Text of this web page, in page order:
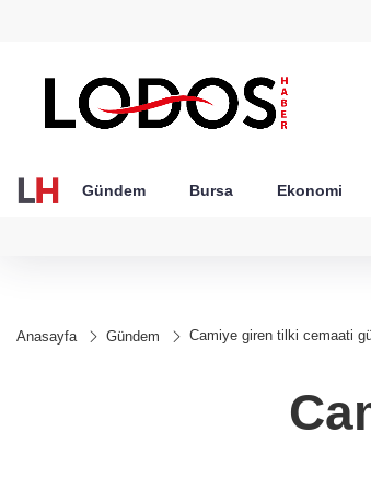
Gündem Bursa Ekonomi
Anasayfa Gündem Camiye giren tilki cemaati